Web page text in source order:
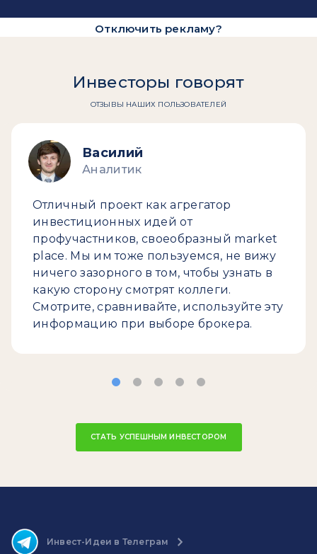
Отключить рекламу?
Инвесторы говорят
ОТЗЫВЫ НАШИХ ПОЛЬЗОВАТЕЛЕЙ
Василий
Аналитик
Отличный проект как агрегатор
инвестиционных идей от
профучастников, своеобразный market
place. Мы им тоже пользуемся, не вижу
ничего зазорного в том, чтобы узнать в
какую сторону смотрят коллеги.
Смотрите, сравнивайте, используйте эту
информацию при выборе брокера.
СТАТЬ УСПЕШНЫМ ИНВЕСТОРОМ
Инвест-Идеи в Телеграм